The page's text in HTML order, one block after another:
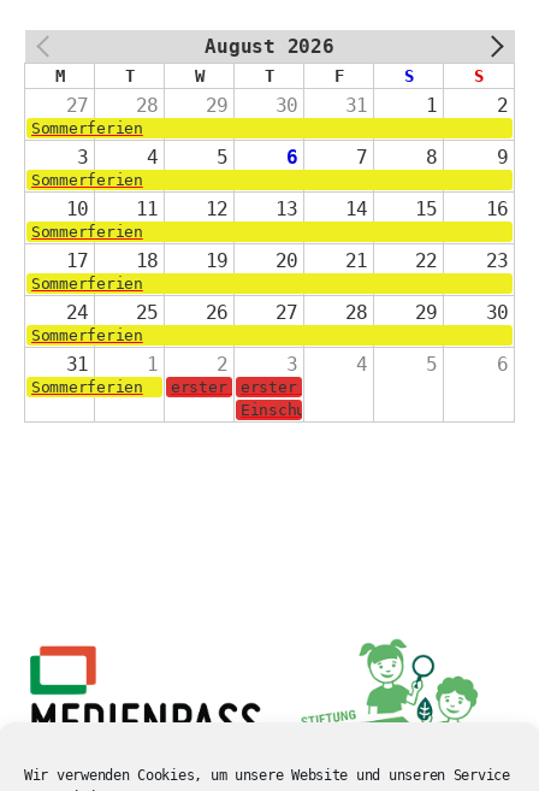
Wir verwenden Cookies, um unsere Website und unseren Service
August 2026
M T W T F S S
27 28 29 30 31 1 2
Sommerferien
3 4 5 6 7 8 9
Sommerferien
10 11 12 13 14 15 16
Sommerferien
17 18 19 20 21 22 23
Sommerferien
24 25 26 27 28 29 30
Sommerferien
31 1 2 3 4 5 6
Sommerferien erster Schultag für die Jahrgänge 2-4
erster Schultag für die
Einschulungsgottesdienst in der